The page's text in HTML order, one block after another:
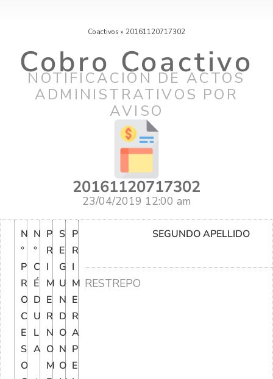
Coactivos » 20161120717302
Cobro Coactivo
NOTIFICACIÓN DE ACTOS
ADMINISTRATIVOS POR
AVISO
20161120717302
23/04/2019 12:00 am
N
°
P
R
O
C
E
S
O
N
°
C
É
D
U
L
A
P
R
I
M
E
R
N
O
M
S
E
G
U
N
D
O
N
O
P
R
I
M
E
R
A
P
E
SEGUNDO APELLIDO
RESTREPO